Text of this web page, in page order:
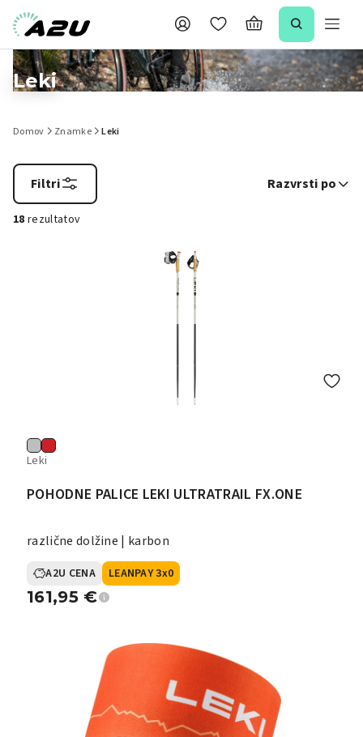
Leki
Domov Znamke Leki
Filtri
18 rezultatov
Razvrsti po
Leki
POHODNE PALICE LEKI ULTRATRAIL FX.ONE
različne dolžine | karbon
A2U CENA LEANPAY 3x0
161,95 €